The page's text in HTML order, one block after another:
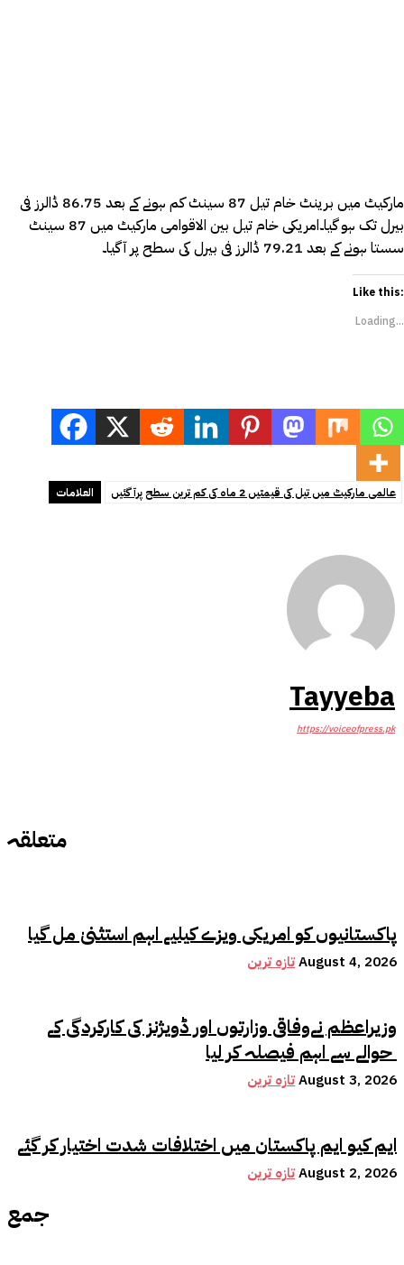
متعلقہ
پاکستانیوں کو امریکی ویزے کیلیے اہم استثنیٰ مل گیا
تازہ ترینAugust 4, 2026
وزیراعظم نےوفاقی وزارتوں اور ڈویژنز کی کارکردگی کے
حوالے سے اہم فیصلہ کر لیا
تازہ ترینAugust 3, 2026
ایم کیو ایم پاکستان میں اختلافات شدت اختیار کر گئے
تازہ ترینAugust 2, 2026
جمع
مارکیٹ میں برینٹ خام تیل 87 سینٹ کم ہونے کے بعد 86.75 ڈالرز فی
بیرل تک ہو گیا۔امریکی خام تیل بین الاقوامی مارکیٹ میں 87 سینٹ
سستا ہونے کے بعد 79.21 ڈالرز فی بیرل کی سطح پر آ گیا۔
Like this:
Loading...
العلامات عالمی مارکیٹ میں تیل کی قیمتیں 2 ماہ کی کم ترین سطح پرآ گئیں
Tayyeba
https://voiceofpress.pk